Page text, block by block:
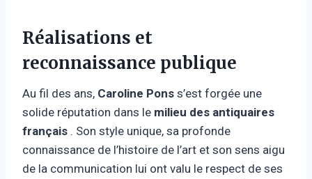
Réalisations et
reconnaissance publique
Au fil des ans, Caroline Pons s’est forgée une
solide réputation dans le milieu des antiquaires
français . Son style unique, sa profonde
connaissance de l’histoire de l’art et son sens aigu
de la communication lui ont valu le respect de ses